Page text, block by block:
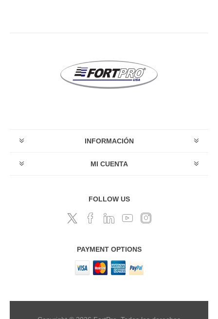
INFORMACIÓN
MI CUENTA
FOLLOW US
PAYMENT OPTIONS